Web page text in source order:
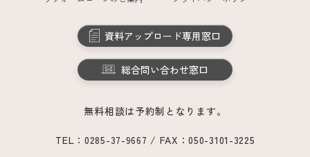
資料アップロード専用窓口
総合問い合わせ窓口
無料相談は予約制となります。
TEL：0285-37-9667 / FAX：050-3101-3225